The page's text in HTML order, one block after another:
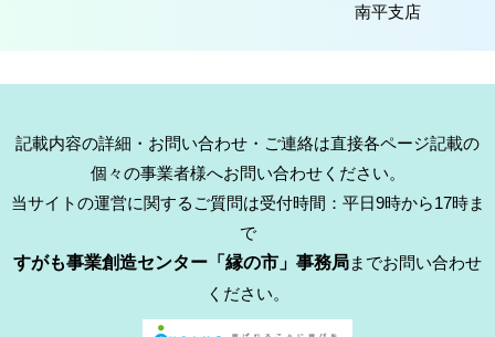
南平支店
記載内容の詳細・お問い合わせ・ご連絡は直接各ページ記載の
個々の事業者様へお問い合わせください。
当サイトの運営に関するご質問は受付時間：平日9時から17時ま
で
すがも事業創造センター「縁の市」事務局までお問い合わせ
ください。